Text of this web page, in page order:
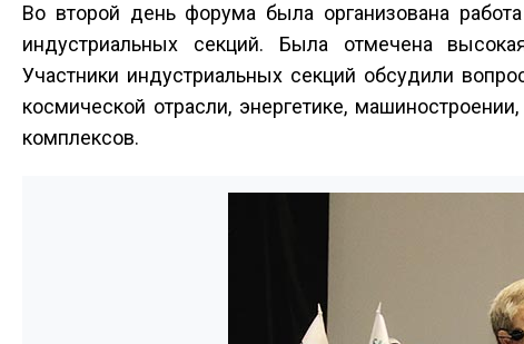
Во второй день форума была организована
индустриальных секций. Была отмечена
Участники индустриальных секций обсудили
космической отрасли, энергетике,
комплексов.